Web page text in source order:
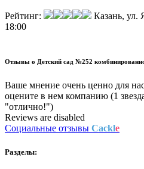
Рейтинг: Казань, ул.
18:00
Отзывы о Детский сад №252
Ваше мнение очень ценно для
оцените в нем компанию (1
"отлично!")
Reviews are disabled
Социальные отзывы Cackle
Разделы: